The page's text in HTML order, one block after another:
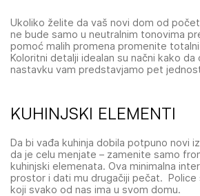
Ukoliko želite da vaš novi dom od
ne bude samo u neutralnim tonovima
pomoć malih promena promenite
Koloritni detalji idealan su načni kako
nastavku vam predstavjamo pet
KUHINJSKI ELEMENTI
Da bi vađa kuhinja dobila potpuno novi
da je celu menjate – zamenite samo
kuhinjski elemenata. Ova minimalna
prostor i dati mu drugačiji pečat. Police
koji svako od nas ima u svom domu.